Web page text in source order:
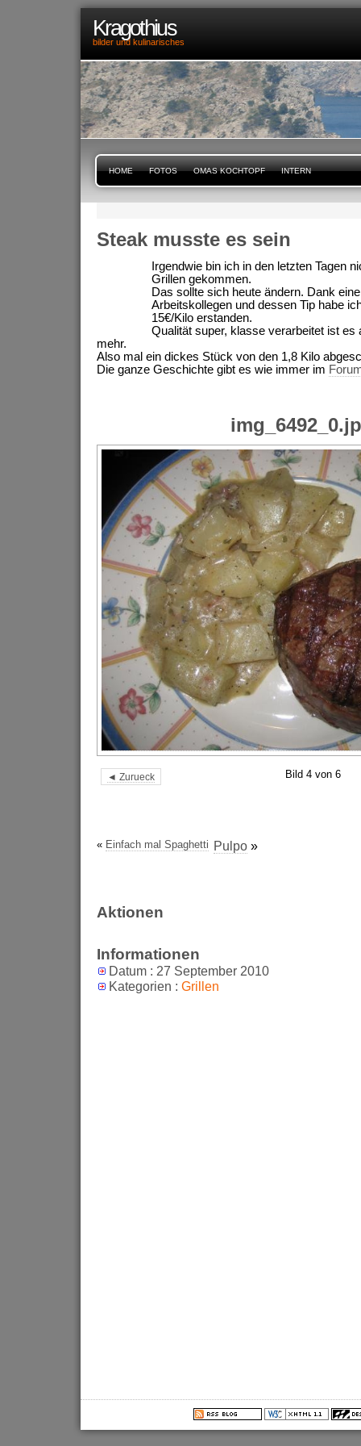
Kragothius
bilder und kulinarisches
HOME FOTOS OMAS KOCHTOPF INTERN
Steak musste es sein
Irgendwie bin ich in den letzten Tagen
Grillen gekommen.
Das sollte sich heute ändern. Dank
Arbeitskollegen und dessen Tip habe
15€/Kilo erstanden.
Qualität super, klasse verarbeitet ist es
mehr.
Also mal ein dickes Stück von den 1,8 Kilo
Die ganze Geschichte gibt es wie immer im
◄ Zurueck Bild 4 von 6
« Einfach mal Spaghetti Pulpo »
Aktionen
Informationen
Datum : 27 September 2010
Kategorien : Grillen